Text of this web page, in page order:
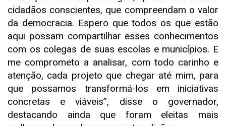
cidadãos conscientes, que compreendam o valor
da democracia. Espero que todos os que estão
aqui possam compartilhar esses conhecimentos
com os colegas de suas escolas e municípios. E
me comprometo a analisar, com todo carinho e
atenção, cada projeto que chegar até mim, para
que possamos transformá-los em iniciativas
concretas e viáveis”, disse o governador,
destacando ainda que foram eleitas mais